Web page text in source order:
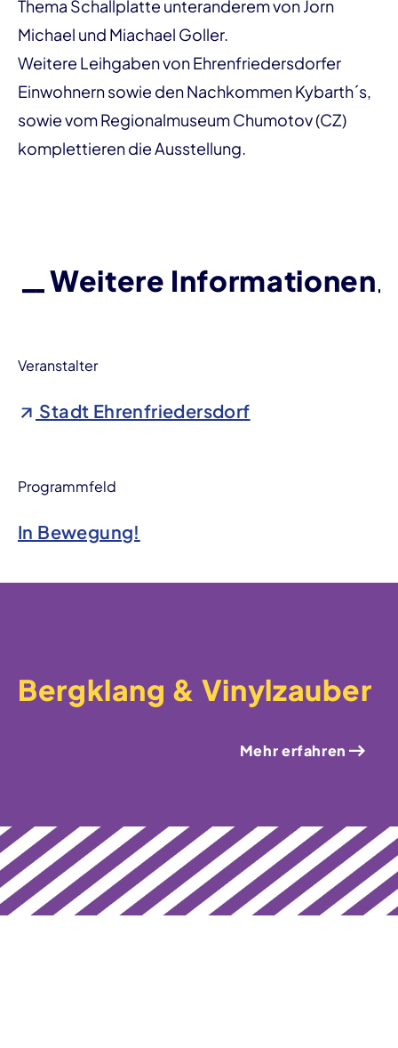
Thema Schallplatte unteranderem von Jorn
Michael und Miachael Goller.
Weitere Leihgaben von Ehrenfriedersdorfer
Einwohnern sowie den Nachkommen Kybarth´s,
sowie vom Regionalmuseum Chumotov (CZ)
komplettieren die Ausstellung.
Weitere Informationen
Veranstalter
Stadt Ehrenfriedersdorf
Programmfeld
In Bewegung!
Bergklang & Vinylzauber
Mehr erfahren